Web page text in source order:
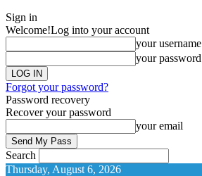
Sign in
Welcome!Log into your account
your username
your password
Forgot your password?
Password recovery
Recover your password
your email
Search
Thursday, August 6, 2026